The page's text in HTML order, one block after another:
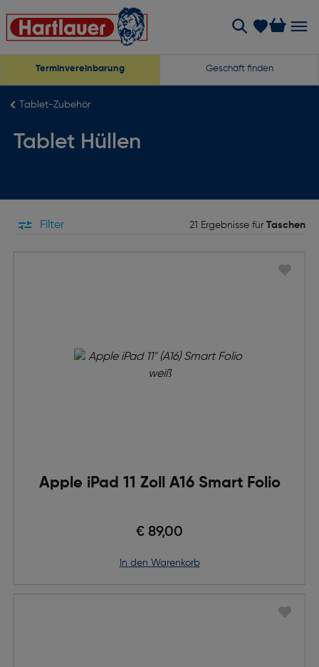
Terminvereinbarung Geschäft finden
Tablet-Zubehör
Tablet Hüllen
Filter 21 Ergebnisse für Taschen
Apple iPad 11 Zoll A16 Smart Folio
€ 89,00
in den Warenkorb